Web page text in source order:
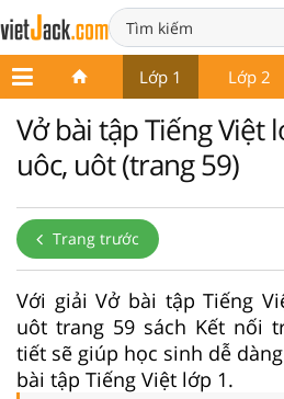
Lớp 1 Lớp 2
Vở bài tập Tiếng Việt
uôc, uôt (trang 59)
Trang trước
Với giải Vở bài tập Tiếng
uôt trang 59 sách Kết nối
tiết sẽ giúp học sinh dễ
bài tập Tiếng Việt lớp 1.